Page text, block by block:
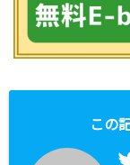
この